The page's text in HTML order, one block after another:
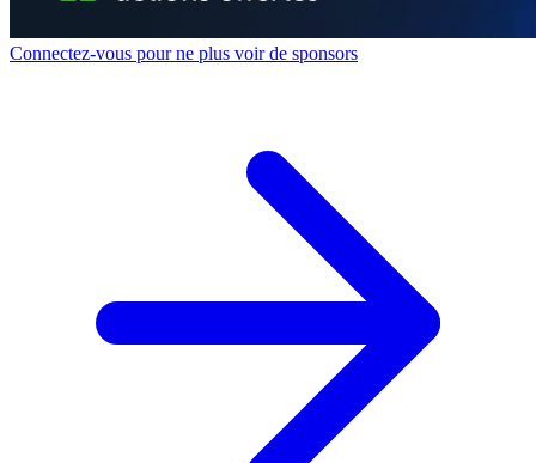
Connectez-vous pour ne plus voir de sponsors